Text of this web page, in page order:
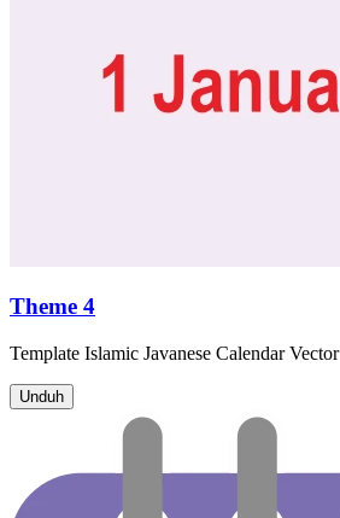
Theme 4
Template Islamic Javanese CalendarVector
Unduh